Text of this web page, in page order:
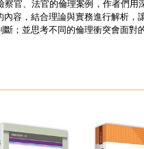
官、法官的倫理案例，作者們用
容，結合理論與實務進行解析，
；並思考不同的倫理衝突會面對